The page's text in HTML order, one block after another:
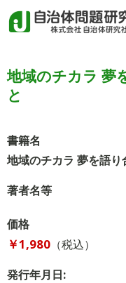
地域のチカラ 夢
と
書籍名
地域のチカラ 夢を語
著者名等
価格
￥1,980（税込）
発行年月日: